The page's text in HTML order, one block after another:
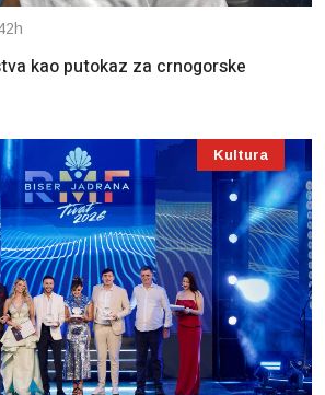
kao putokaz za crnogorske
Kultura